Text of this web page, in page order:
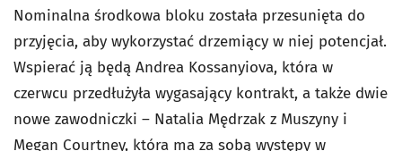
Nominalna środkowa bloku została przesunięta do
przyjęcia, aby wykorzystać drzemiący w niej potencjał.
Wspierać ją będą Andrea Kossanyiova, która w
czerwcu przedłużyła wygasający kontrakt, a także dwie
nowe zawodniczki – Natalia Mędrzak z Muszyny i
Megan Courtney, która ma za sobą występy w